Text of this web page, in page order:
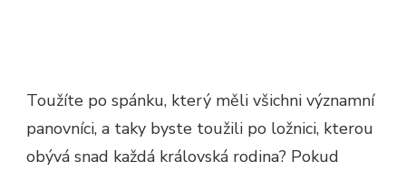
Toužíte po spánku, který měli všichni významní
panovníci, a taky byste toužili po ložnici, kterou
obývá snad každá královská rodina? Pokud